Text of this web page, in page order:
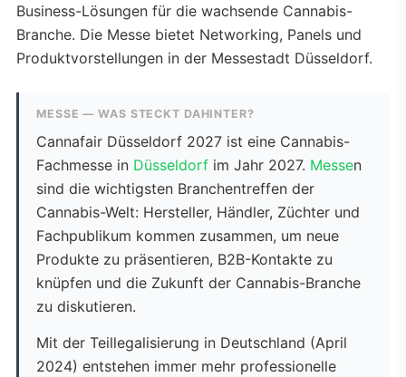
Business-Lösungen für die wachsende Cannabis-
Branche. Die Messe bietet Networking, Panels und
Produktvorstellungen in der Messestadt Düsseldorf.
MESSE — WAS STECKT DAHINTER?
Cannafair Düsseldorf 2027 ist eine Cannabis-
Fachmesse in Düsseldorf im Jahr 2027. Messen
sind die wichtigsten Branchentreffen der
Cannabis-Welt: Hersteller, Händler, Züchter und
Fachpublikum kommen zusammen, um neue
Produkte zu präsentieren, B2B-Kontakte zu
knüpfen und die Zukunft der Cannabis-Branche
zu diskutieren.
Mit der Teillegalisierung in Deutschland (April
2024) entstehen immer mehr professionelle